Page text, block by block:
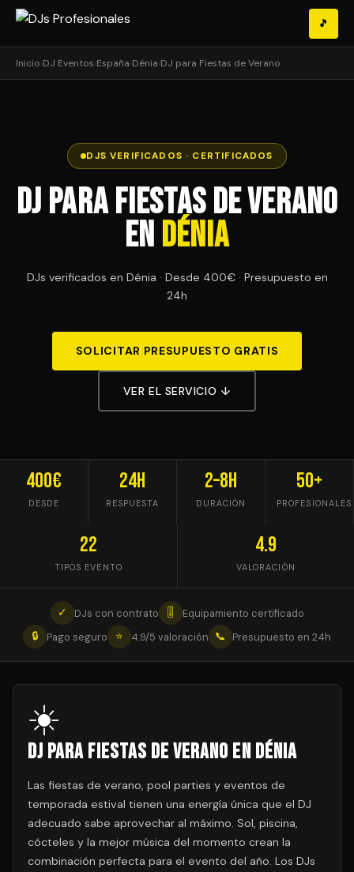
🎵
Inicio›DJ Eventos›España›Dénia›DJ para Fiestas de Verano
DJS VERIFICADOS · CERTIFICADOS
DJ para Fiestas de Verano
en Dénia
DJs verificados en Dénia · Desde 400€ · Presupuesto en
24h
SOLICITAR PRESUPUESTO GRATIS
VER EL SERVICIO ↓
400€
DESDE
24h
RESPUESTA
2–8h
DURACIÓN
50+
PROFESIONALES
22
TIPOS EVENTO
4.9
VALORACIÓN
✓ DJs con contrato 🎚
Equipamiento certificado
🔒
Pago seguro ⭐ 4.9/5 valoración 📞 Presupuesto en 24h
☀️
DJ para Fiestas de Verano en Dénia
Las fiestas de verano, pool parties y eventos de
temporada estival tienen una energía única que el DJ
adecuado sabe aprovechar al máximo. Sol, piscina,
cócteles y la mejor música del momento crean la
combinación perfecta para el evento del año. Los DJs